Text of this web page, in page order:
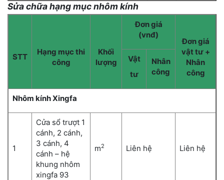
Sửa chữa hạng mục nhôm kính
STT
Hạng mục thi
công
Khối
lượng
Đơn giá
(vnđ)
Đơn giá
vật tư +
Nhân
công
Vật
tư
Nhân
công
Nhôm kính Xingfa
1
Cửa sổ trượt 1
cánh, 2 cánh,
3 cánh, 4
cánh – hệ
khung nhôm
xingfa 93
m2 Liên hệ Liên hệ